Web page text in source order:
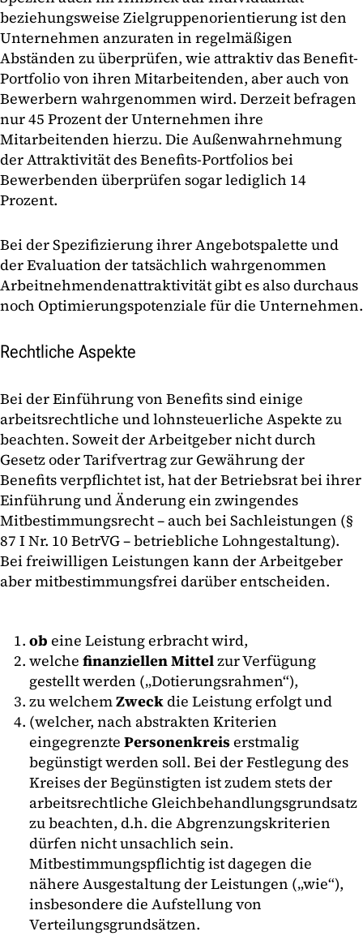
beziehungsweise Zielgruppenorientierung ist den
Unternehmen anzuraten in regelmäßigen
Abständen zu überprüfen, wie attraktiv das Benefit-
Portfolio von ihren Mitarbeitenden, aber auch von
Bewerbern wahrgenommen wird. Derzeit befragen
nur 45 Prozent der Unternehmen ihre
Mitarbeitenden hierzu. Die Außenwahrnehmung
der Attraktivität des Benefits-Portfolios bei
Bewerbenden überprüfen sogar lediglich 14
Prozent.
Bei der Spezifizierung ihrer Angebotspalette und
der Evaluation der tatsächlich wahrgenommen
Arbeitnehmendenattraktivität gibt es also durchaus
noch Optimierungspotenziale für die Unternehmen.
Rechtliche Aspekte
Bei der Einführung von Benefits sind einige
arbeitsrechtliche und lohnsteuerliche Aspekte zu
beachten. Soweit der Arbeitgeber nicht durch
Gesetz oder Tarifvertrag zur Gewährung der
Benefits verpflichtet ist, hat der Betriebsrat bei ihrer
Einführung und Änderung ein zwingendes
Mitbestimmungsrecht – auch bei Sachleistungen (§
87 I Nr. 10 BetrVG – betriebliche Lohngestaltung).
Bei freiwilligen Leistungen kann der Arbeitgeber
aber mitbestimmungsfrei darüber entscheiden.
ob eine Leistung erbracht wird,
welche finanziellen Mittelzur Verfügung
gestellt werden („Dotierungsrahmen“),
zu welchemZweckdie Leistung erfolgt und
(welcher, nach abstrakten Kriterien
eingegrenzte Personenkreiserstmalig
begünstigt werden soll. Bei der Festlegung des
Kreises der Begünstigten ist zudem stets der
arbeitsrechtliche Gleichbehandlungsgrundsatz
zu beachten, d.h. die Abgrenzungskriterien
dürfen nicht unsachlich sein.
Mitbestimmungspflichtig ist dagegen die
nähere Ausgestaltung der Leistungen („wie“),
insbesondere die Aufstellung von
Verteilungsgrundsätzen.